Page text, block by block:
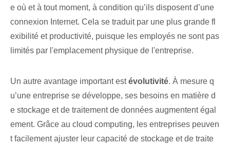
e où et à tout moment, à condition qu’ils disposent d’une
connexion Internet. Cela se traduit par une plus grande fl
exibilité et productivité, puisque les employés ne sont pas
limités par l'emplacement physique de l'entreprise.
Un autre avantage important estévolutivité. À mesure q
u’une entreprise se développe, ses besoins en matière d
e stockage et de traitement de données augmentent égal
ement. Grâce au cloud computing, les entreprises peuven
t facilement ajuster leur capacité de stockage et de traite